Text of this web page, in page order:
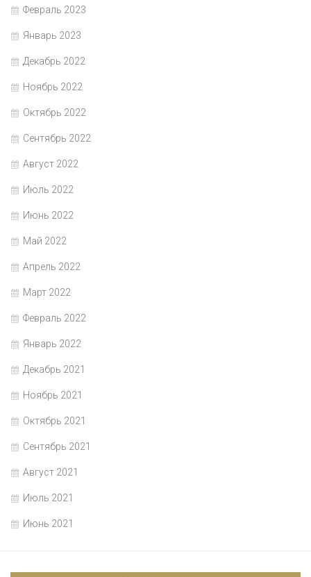
Февраль 2023
Январь 2023
Декабрь 2022
Ноябрь 2022
Октябрь 2022
Сентябрь 2022
Август 2022
Июль 2022
Июнь 2022
Май 2022
Апрель 2022
Март 2022
Февраль 2022
Январь 2022
Декабрь 2021
Ноябрь 2021
Октябрь 2021
Сентябрь 2021
Август 2021
Июль 2021
Июнь 2021